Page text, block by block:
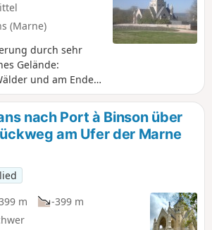
(Marne)
durch sehr
Gelände:
und am Ende
der Marne.
seinem
des batailles
nach Port à Binson über
am Ufer der Marne
m
-399 m